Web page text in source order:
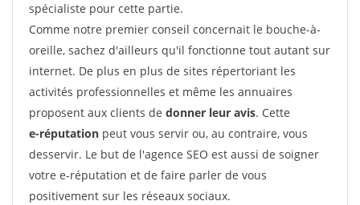
spécialiste pour cette partie.
Comme notre premier conseil concernait le bouche-à-
oreille, sachez d'ailleurs qu'il fonctionne tout autant sur
internet. De plus en plus de sites répertoriant les
activités professionnelles et même les annuaires
proposent aux clients de donner leur avis. Cette
e-réputation peut vous servir ou, au contraire, vous
desservir. Le but de l'agence SEO est aussi de soigner
votre e-réputation et de faire parler de vous
positivement sur les réseaux sociaux.